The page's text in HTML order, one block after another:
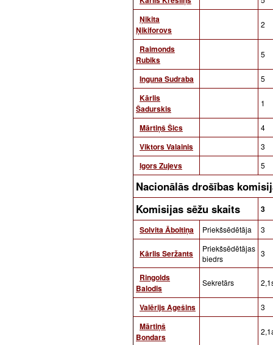
Ņikita
Ņikiforovs
2
Raimonds
Rubiks
5
Inguna Sudraba 5
Kārlis
Šadurskis
1
Mārtiņš Šics 4
Viktors Valainis 3
Igors Zujevs 5
Nacionālās drošības
Komisijas sēžu skaits
3
Solvita Āboltiņa
Priekšsēdētāja 3
Kārlis Seržants
Priekšsēdētājas
biedrs
3
Ringolds
Balodis
Sekretārs
Valērijs Agešins 3
Mārtiņš
Bondars